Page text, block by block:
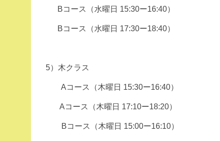
Bコース（水曜日 15:30ー16:40）
Bコース（水曜日 17:30ー18:40）
5）木クラス
Aコース（木曜日 15:30ー16:40）
Aコース（木曜日 17:10ー18:20）
Bコース（木曜日 15:00ー16:10）